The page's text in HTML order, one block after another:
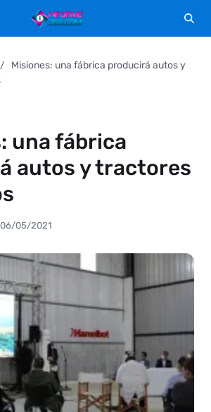
Misiones: una fábrica producirá autos y
una fábrica
autos y tractores
06/05/2021